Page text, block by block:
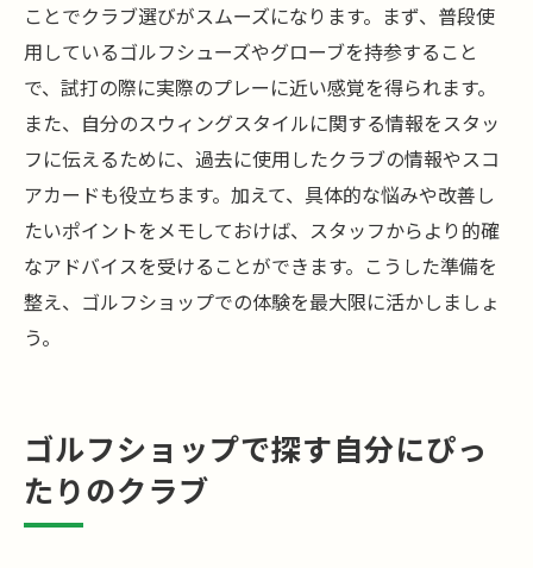
ゴルフショップで叶える快適なゴルフライフの
提案
ゴルフショップが提案するライフスタイル
の楽しみ方
プレースタイルに合ったアクセサリー選び
の楽しさ
ゴルフショップでの最新トレンド情報の入
手法
アイテム
快適なゴルフライフを実現するためのゴル
ことでクラブ選びがスムーズになります。まず、普段使
用しているゴルフシューズやグローブを持参すること
で、試打の際に実際のプレーに近い感覚を得られます。
また、自分のスウィングスタイルに関する情報をスタッ
フに伝えるために、過去に使用したクラブの情報やスコ
アカードも役立ちます。加えて、具体的な悩みや改善し
たいポイントをメモしておけば、スタッフからより的確
なアドバイスを受けることができます。こうした準備を
整え、ゴルフショップでの体験を最大限に活かしましょ
う。
ゴルフショップで探す自分にぴっ
たりのクラブ